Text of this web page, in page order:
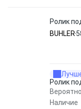
Ролик
BUHLER
Ролик
Наличие